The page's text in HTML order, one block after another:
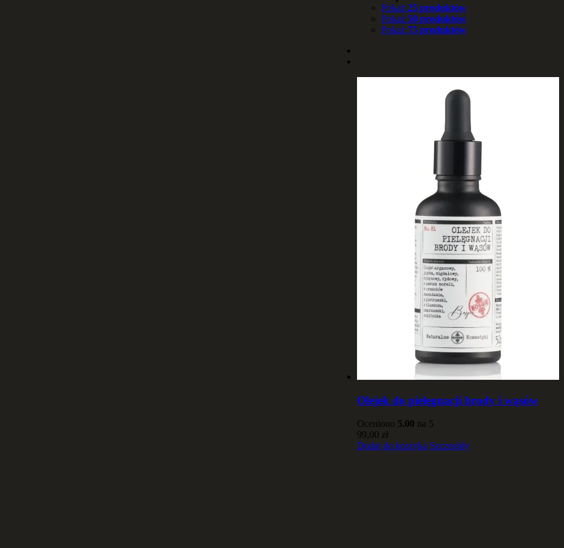
Pokaż 25 produktów
Pokaż 50 produktów
Pokaż 75 produktów
Olejek do pielęgnacji brody i wąsów
Oceniono 5.00 na 5
99,00 zł
Dodaj do koszyka Szczegóły